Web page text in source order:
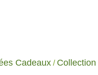
Cadeaux /